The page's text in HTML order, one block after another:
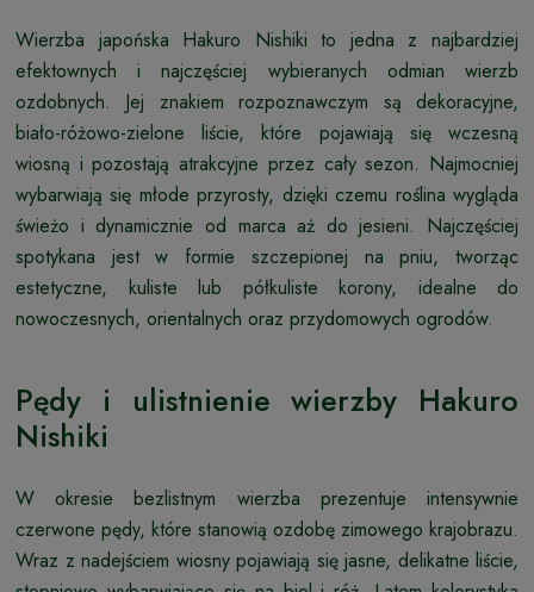
Wierzba japońska Hakuro Nishiki to jedna z najbardziej
efektownych i najczęściej wybieranych odmian wierzb
ozdobnych. Jej znakiem rozpoznawczym są dekoracyjne,
biało-różowo-zielone liście, które pojawiają się wczesną
wiosną i pozostają atrakcyjne przez cały sezon. Najmocniej
wybarwiają się młode przyrosty, dzięki czemu roślina wygląda
świeżo i dynamicznie od marca aż do jesieni. Najczęściej
spotykana jest w formie szczepionej na pniu, tworząc
estetyczne, kuliste lub półkuliste korony, idealne do
nowoczesnych, orientalnych oraz przydomowych ogrodów.
Pędy i ulistnienie wierzby Hakuro
Nishiki
W okresie bezlistnym wierzba prezentuje intensywnie
czerwone pędy, które stanowią ozdobę zimowego krajobrazu.
Wraz z nadejściem wiosny pojawiają się jasne, delikatne liście,